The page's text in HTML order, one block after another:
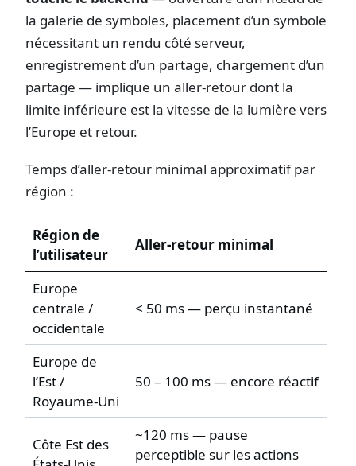
la galerie de symboles, placement d’un symbole
nécessitant un rendu côté serveur,
enregistrement d’un partage, chargement d’un
partage — implique un aller-retour dont la
limite inférieure est la vitesse de la lumière vers
l’Europe et retour.
Temps d’aller-retour minimal approximatif par
région :
Région de
l’utilisateur
Aller-retour minimal
Europe
centrale /
occidentale
< 50 ms — perçu instantané
Europe de
l’Est /
Royaume-Uni
50 – 100 ms — encore réactif
Côte Est des
~120 ms — pause
perceptible sur les actions